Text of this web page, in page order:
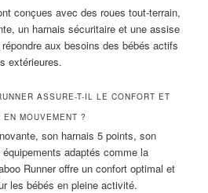
conçues avec des roues tout-terrain,
un harnais sécuritaire et une assise
aux besoins des bébés actifs
extérieures.
ASSURE-T-IL LE CONFORT ET
MOUVEMENT ?
son harnais 5 points, son
adaptés comme la
Runner offre un confort optimal et
les bébés en pleine activité.